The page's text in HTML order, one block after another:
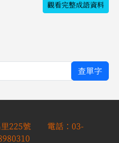
觀看完整成語資料
查單字
里225號 電話：03-